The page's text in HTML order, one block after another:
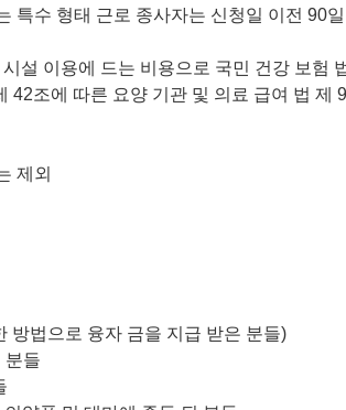
수 형태 근로 종사자는 신청일 이전 90
설 이용에 드는 비용으로 국민 건강 보험
조에 따른 요양 기관 및 의료 급여 법 제
제외
방법으로 융자 금을 지급 받은 분들)
분들